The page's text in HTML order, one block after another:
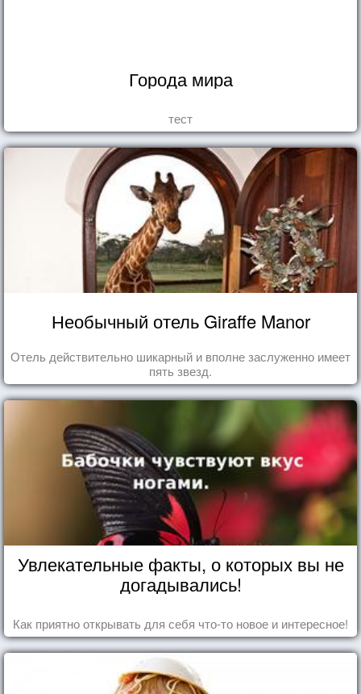
Города мира
тест
Необычный отель Giraffe Manor
Отель действительно шикарный и вполне заслуженно имеет
пять звезд.
Увлекательные факты, о которых вы не
догадывались!
Как приятно открывать для себя что-то новое и интересное!